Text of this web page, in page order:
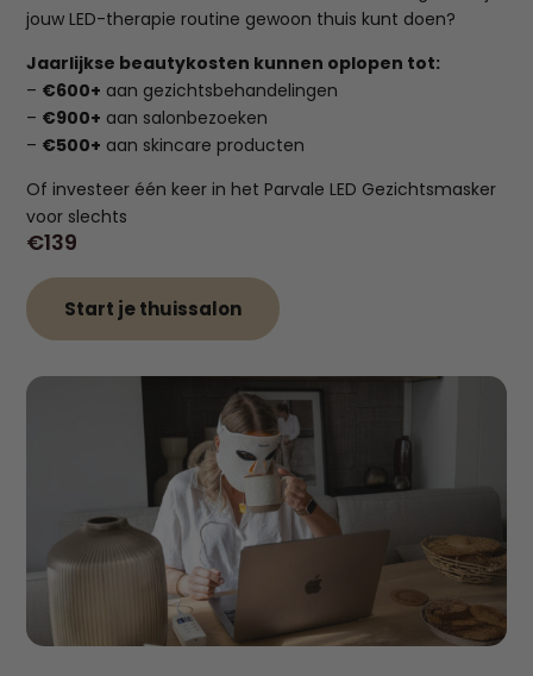
jouw LED-therapie routine gewoon thuis kunt doen?
Jaarlijkse beautykosten kunnen oplopen tot:
– €600+ aan gezichtsbehandelingen
– €900+ aan salonbezoeken
– €500+ aan skincare producten
Of investeer één keer in het Parvale LED Gezichtsmasker
voor slechts
€139
Start je thuissalon